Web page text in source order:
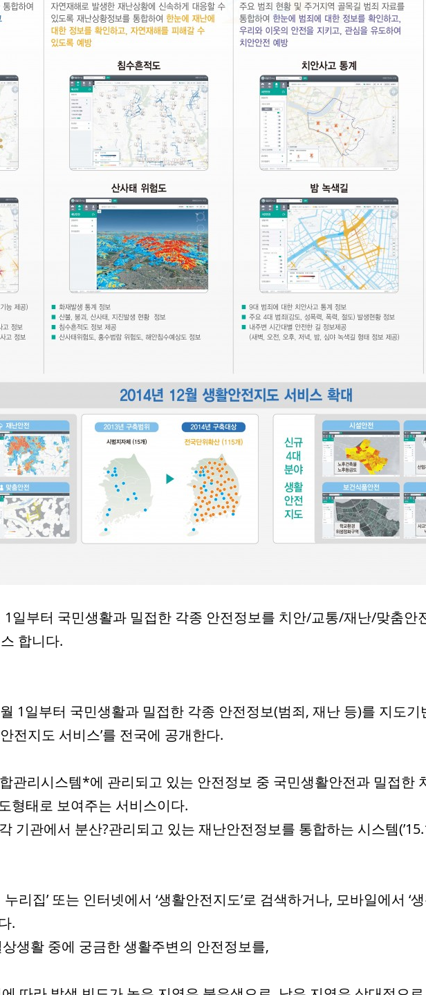
일부터 국민생활과 밀접한 각종 안전정보를 치안/교통/재난/맞춤
합니다.
1일부터 국민생활과 밀접한 각종 안전정보(범죄, 재난 등)를 지도
전지도 서비스’를 전국에 공개한다.
관리시스템*에 관리되고 있는 안전정보 중 국민생활안전과 밀접한
형태로 보여주는 서비스이다.
기관에서 분산?관리되고 있는 재난안전정보를 통합하는 시스템
리집’ 또는 인터넷에서 ‘생활안전지도’로 검색하거나, 모바일에서
.
생활 중에 궁금한 생활주변의 안전정보를,